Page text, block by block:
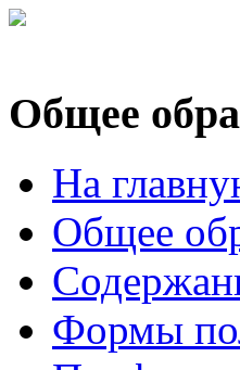
Общее
На
Общее
Формы